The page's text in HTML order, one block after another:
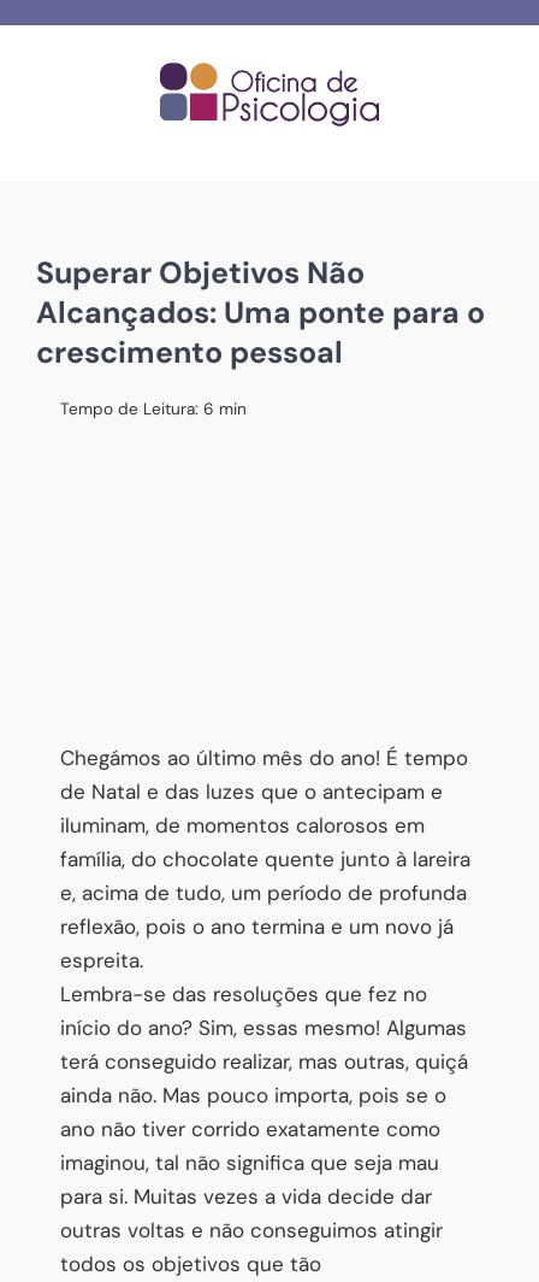
Superar Objetivos Não
Alcançados: Uma ponte para o
crescimento pessoal
Tempo de Leitura: 6 min
Chegámos ao último mês do ano! É tempo
de Natal e das luzes que o antecipam e
iluminam, de momentos calorosos em
família, do chocolate quente junto à lareira
e, acima de tudo, um período de profunda
reflexão, pois o ano termina e um novo já
espreita.
Lembra-se das resoluções que fez no
início do ano? Sim, essas mesmo! Algumas
terá conseguido realizar, mas outras, quiçá
ainda não. Mas pouco importa, pois se o
ano não tiver corrido exatamente como
imaginou, tal não significa que seja mau
para si. Muitas vezes a vida decide dar
outras voltas e não conseguimos atingir
todos os objetivos que tão